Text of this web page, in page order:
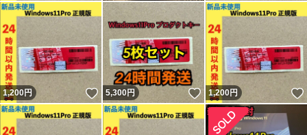
1,200円 いいね！
5,300円 いいね！
1,200円